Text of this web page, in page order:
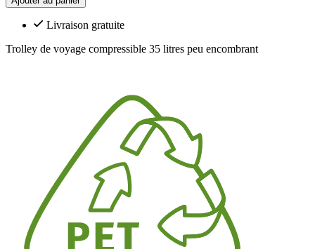
Livraison gratuite
Trolley de voyage compressible 35 litres peu encombrant